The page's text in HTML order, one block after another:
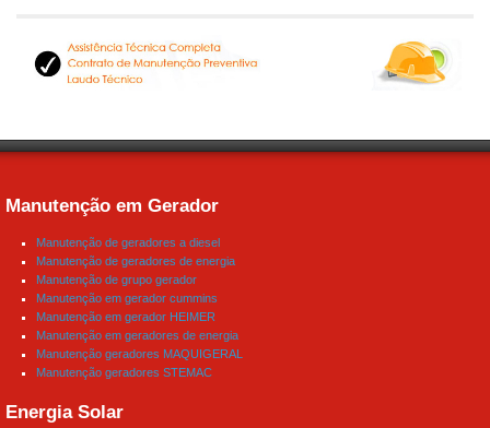
Manutenção em Gerador
Manutenção de geradores a diesel
Manutenção de geradores de energia
Manutenção de grupo gerador
Manutenção em gerador cummins
Manutenção em gerador HEIMER
Manutenção em geradores de energia
Manutenção geradores MAQUIGERAL
Manutenção geradores STEMAC
Energia Solar